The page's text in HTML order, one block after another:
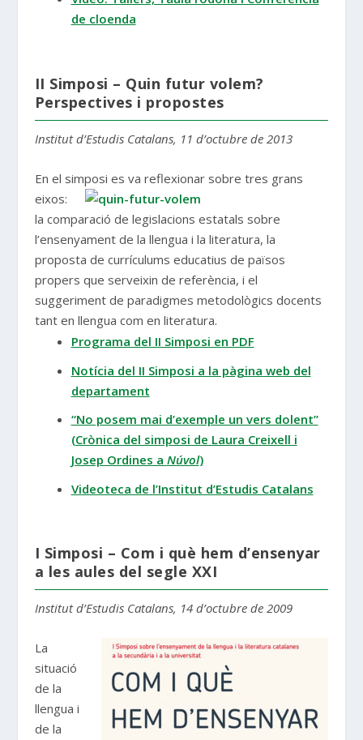
de cloenda
II Simposi – Quin futur volem?
Perspectives i propostes
Institut d’Estudis Catalans, 11 d’octubre de 2013
En el simposi es va reflexionar sobre tres grans
eixos:
la comparació de legislacions estatals sobre
l’ensenyament de la llengua i la literatura, la
proposta de currículums educatius de països
propers que serveixin de referència, i el
suggeriment de paradigmes metodològics docents
tant en llengua com en literatura.
Programa del II Simposi en PDF
Notícia del II Simposi a la pàgina web del
departament
“No posem mai d’exemple un vers dolent”
(Crònica del simposi de Laura Creixell i
Josep Ordines a Núvol)
Videoteca de l’Institut d’Estudis Catalans
I Simposi – Com i què hem d’ensenyar
a les aules del segle XXI
Institut d’Estudis Catalans, 14 d’octubre de 2009
La
situació
de la
llengua i
de la